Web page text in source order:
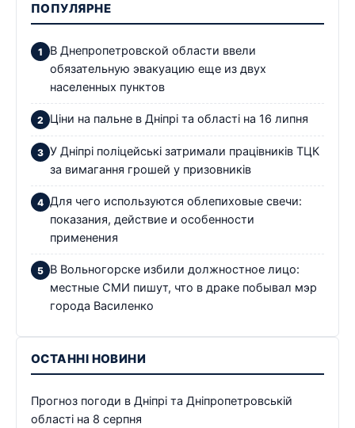
ПОПУЛЯРНЕ
В Днепропетровской области ввели
обязательную эвакуацию еще из двух
населенных пунктов
Ціни на пальне в Дніпрі та області на 16 липня
У Дніпрі поліцейські затримали працівників ТЦК
за вимагання грошей у призовників
Для чего используются облепиховые свечи:
показания, действие и особенности
применения
В Вольногорске избили должностное лицо:
местные СМИ пишут, что в драке побывал мэр
города Василенко
ОСТАННІ НОВИНИ
Прогноз погоди в Дніпрі та Дніпропетровській
області на 8 серпня